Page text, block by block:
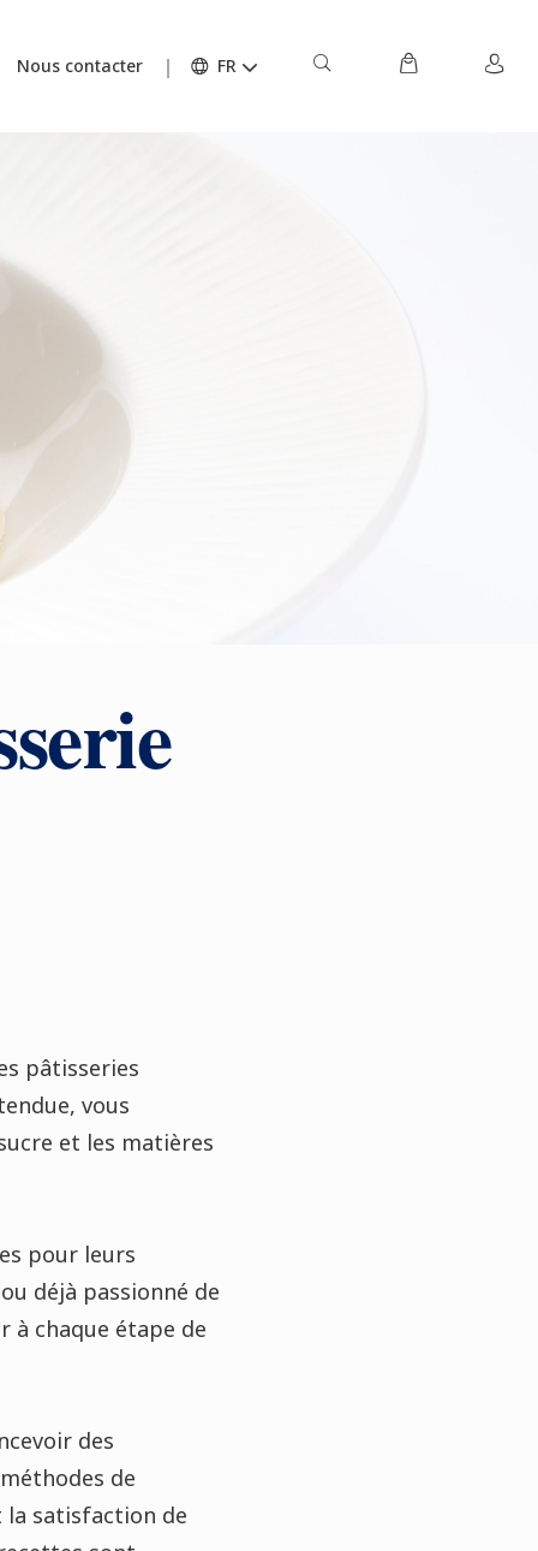
Nous contacter FR
pâtisseries
vous
et les matières
pour leurs
déjà passionné de
à chaque étape de
des
de
la satisfaction de